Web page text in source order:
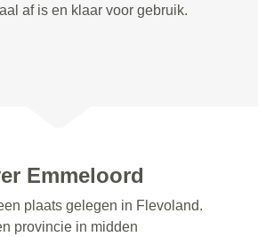
af is en klaar voor gebruik.
Emmeloord
plaats gelegen in Flevoland.
provincie in midden